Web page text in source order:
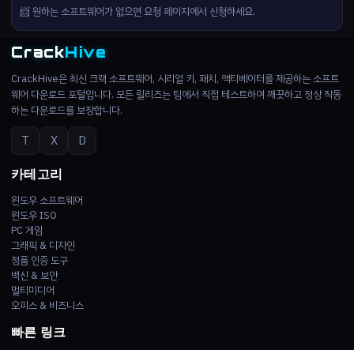
📨 원하는 소프트웨어가 없으면 요청 페이지에서 신청하세요.
CrackHive
CrackHive은 최신 크랙 소프트웨어, 시리얼 키, 패치, 액티베이터를 제공하는 소프트
웨어 다운로드 포털입니다. 모든 릴리즈는 팀에서 직접 테스트하여 깨끗하고 정상 작동
하는 다운로드를 보장합니다.
T X D
카테고리
윈도우 소프트웨어
윈도우 ISO
PC 게임
그래픽 & 디자인
정품 인증 도구
백신 & 보안
멀티미디어
오피스 & 비즈니스
빠른 링크